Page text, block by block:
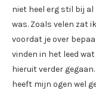
niet heel erg stil bij al
was. Zoals velen zat
voordat je over
vinden in het leed
hieruit verder
heeft mijn ogen wel